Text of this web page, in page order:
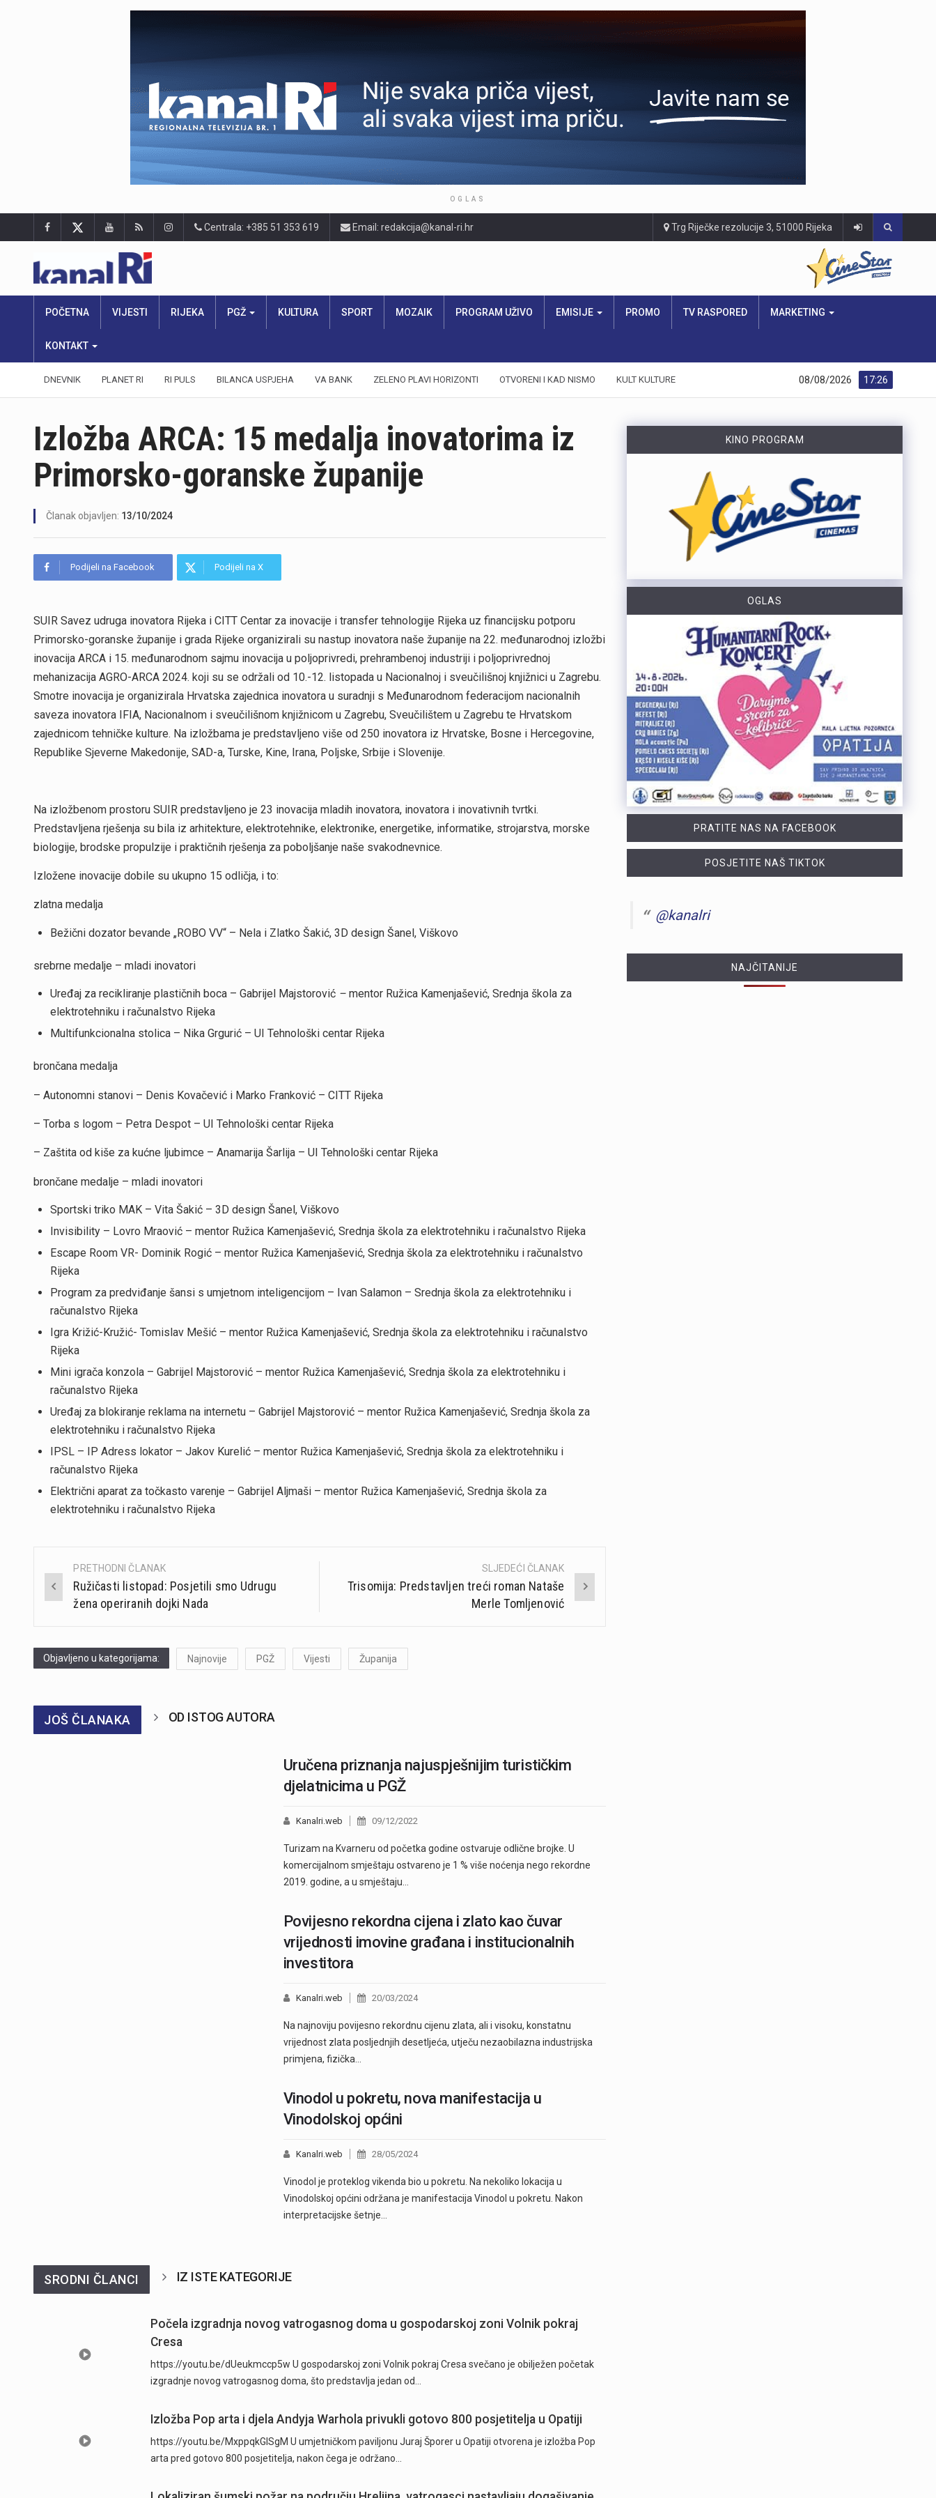
OGLAS
Centrala: +385 51 353 619 Email: redakcija@kanal-ri.hr Trg Riječke rezolucije 3, 51000 Rijeka
POČETNA VIJESTI RIJEKA PGŽ KULTURA SPORT MOZAIK PROGRAM UŽIVO EMISIJE PROMO TV RASPORED MARKETING
KONTAKT
DNEVNIK PLANET RI RI PULS BILANCA USPJEHA VA BANK ZELENO PLAVI HORIZONTI OTVORENI I KAD NISMO KULT KULTURE 17:26
08/08/2026
Izložba ARCA: 15 medalja inovatorima iz
Primorsko-goranske županije
Članak objavljen: 13/10/2024
Podijeli na Facebook Podijeli na X
SUIR Savez udruga inovatora Rijeka i CITT Centar za inovacije i transfer tehnologije Rijeka uz financijsku potporu
Primorsko-goranske županije i grada Rijeke organizirali su nastup inovatora naše županije na 22. međunarodnoj izložbi
inovacija ARCA i 15. međunarodnom sajmu inovacija u poljoprivredi, prehrambenoj industriji i poljoprivrednoj
mehanizacija AGRO-ARCA 2024. koji su se održali od 10.-12. listopada u Nacionalnoj i sveučilišnoj knjižnici u Zagrebu.
Smotre inovacija je organizirala Hrvatska zajednica inovatora u suradnji s Međunarodnom federacijom nacionalnih
saveza inovatora IFIA, Nacionalnom i sveučilišnom knjižnicom u Zagrebu, Sveučilištem u Zagrebu te Hrvatskom
zajednicom tehničke kulture. Na izložbama je predstavljeno više od 250 inovatora iz Hrvatske, Bosne i Hercegovine,
Republike Sjeverne Makedonije, SAD-a, Turske, Kine, Irana, Poljske, Srbije i Slovenije.
Na izložbenom prostoru SUIR predstavljeno je 23 inovacija mladih inovatora, inovatora i inovativnih tvrtki.
Predstavljena rješenja su bila iz arhitekture, elektrotehnike, elektronike, energetike, informatike, strojarstva, morske
biologije, brodske propulzije i praktičnih rješenja za poboljšanje naše svakodnevnice.
Izložene inovacije dobile su ukupno 15 odličja, i to:
zlatna medalja
Bežični dozator bevande „ROBO VV“ – Nela i Zlatko Šakić, 3D design Šanel, Viškovo
srebrne medalje – mladi inovatori
Uređaj za recikliranje plastičnih boca – Gabrijel Majstorović – mentor Ružica Kamenjašević, Srednja škola za
elektrotehniku i računalstvo Rijeka
Multifunkcionalna stolica – Nika Grgurić – UI Tehnološki centar Rijeka
brončana medalja
– Autonomni stanovi – Denis Kovačević i Marko Franković – CITT Rijeka
– Torba s logom – Petra Despot – UI Tehnološki centar Rijeka
– Zaštita od kiše za kućne ljubimce – Anamarija Šarlija – UI Tehnološki centar Rijeka
brončane medalje – mladi inovatori
Sportski triko MAK – Vita Šakić – 3D design Šanel, Viškovo
Invisibility – Lovro Mraović – mentor Ružica Kamenjašević, Srednja škola za elektrotehniku i računalstvo Rijeka
Escape Room VR- Dominik Rogić – mentor Ružica Kamenjašević, Srednja škola za elektrotehniku i računalstvo
Rijeka
Program za predviđanje šansi s umjetnom inteligencijom – Ivan Salamon – Srednja škola za elektrotehniku i
računalstvo Rijeka
Igra Križić-Kružić- Tomislav Mešić – mentor Ružica Kamenjašević, Srednja škola za elektrotehniku i računalstvo
Rijeka
Mini igrača konzola – Gabrijel Majstorović – mentor Ružica Kamenjašević, Srednja škola za elektrotehniku i
računalstvo Rijeka
Uređaj za blokiranje reklama na internetu – Gabrijel Majstorović – mentor Ružica Kamenjašević, Srednja škola za
elektrotehniku i računalstvo Rijeka
IPSL – IP Adress lokator – Jakov Kurelić – mentor Ružica Kamenjašević, Srednja škola za elektrotehniku i
računalstvo Rijeka
Električni aparat za točkasto varenje – Gabrijel Aljmaši – mentor Ružica Kamenjašević, Srednja škola za
elektrotehniku i računalstvo Rijeka
Post
navigation
PRETHODNI ČLANAK
Ružičasti listopad: Posjetili smo Udrugu
žena operiranih dojki Nada
SLJEDEĆI ČLANAK
Trisomija: Predstavljen treći roman Nataše
Merle Tomljenović
Objavljeno u kategorijama: Najnovije PGŽ Vijesti Županija
JOŠ ČLANAKA OD ISTOG AUTORA
Uručena priznanja najuspješnijim turističkim
djelatnicima u PGŽ
Kanalri.web 09/12/2022
Turizam na Kvarneru od početka godine ostvaruje odlične brojke. U
komercijalnom smještaju ostvareno je 1 % više noćenja nego rekordne
2019. godine, a u smještaju…
Povijesno rekordna cijena i zlato kao čuvar
vrijednosti imovine građana i institucionalnih
investitora
Kanalri.web 20/03/2024
Na najnoviju povijesno rekordnu cijenu zlata, ali i visoku, konstatnu
vrijednost zlata posljednjih desetljeća, utječu nezaobilazna industrijska
primjena, fizička…
Vinodol u pokretu, nova manifestacija u
Vinodolskoj općini
Kanalri.web 28/05/2024
Vinodol je proteklog vikenda bio u pokretu. Na nekoliko lokacija u
Vinodolskoj općini održana je manifestacija Vinodol u pokretu. Nakon
interpretacijske šetnje…
SRODNI ČLANCI IZ ISTE KATEGORIJE
Počela izgradnja novog vatrogasnog doma u gospodarskoj zoni Volnik pokraj
Cresa
https://youtu.be/dUeukmccp5w U gospodarskoj zoni Volnik pokraj Cresa svečano je obilježen početak
izgradnje novog vatrogasnog doma, što predstavlja jedan od…
Izložba Pop arta i djela Andyja Warhola privukli gotovo 800 posjetitelja u Opatiji
https://youtu.be/MxppqkGISgM U umjetničkom paviljonu Juraj Šporer u Opatiji otvorena je izložba Pop
arta pred gotovo 800 posjetitelja, nakon čega je održano…
KINO PROGRAM
OGLAS
PRATITE NAS NA FACEBOOK
POSJETITE NAŠ TIKTOK
@kanalri
NAJČITANIJE